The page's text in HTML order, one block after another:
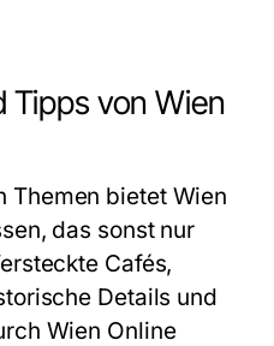
Tipps von Wien
Themen bietet Wien
das sonst nur
Cafés,
Details und
Wien Online